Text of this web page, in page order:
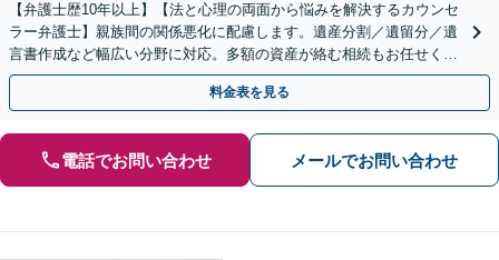
【弁護士歴10年以上】【法と心理の両面から悩みを解決するカウンセ
ラー弁護士】親族間の関係悪化に配慮します。遺産分割／遺留分／遺
言書作成など幅広い分野に対応。多額の資産が絡む相続もお任せくだ
さい。【夜間・休日の相談可能】【駐車場完備】
料金表を見る
電話でお問い合わせ メールでお問い合わせ